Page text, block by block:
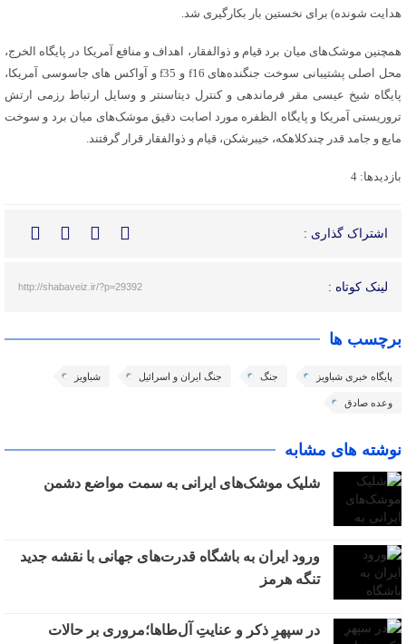
هدایت شونده) برای نخستین بار بکارگیری شد.‌
همچنین موشک‌های میان ‌برد قیام و ذوالفقار، اهداف و منافع آمریکا در پایگاه الخرج،
محل اصلی پشتیبانی سوخت جنگنده‌های f16 و f35 و آواکس های جاسوسی آمریکا،
پایگاه شیخ عیسی مقر فرماندهی و کنترل دیتاسنتر و وسایل ارتباط رزمی ارتش
تروریستی آمریکا و پایگاه الظفره مورد اصابت دقیق موشک‌های میان برد و سوخت
مایع و جامد قدر چندکلاهکه، خیبرشکن، قیام و ذوالفقار قرار گرفتند.
بازدیدها: 4
اشتراک گذاری :
لینک کوتاه : http://shabaveiz.ir/?p=29392
برچسب ها
پایگاه خبری شباویز جنگ جنگ ایران و اسرائیل شباویز
وعده صادق
نوشته های مشابه
شلیک موشک‌های ایرانی به سمت مواضع دشمن
ورود ایران به باشگاه قدرت‌های جهانی با نقشه جدید
تنگه هرمز
در سپهرِ ذکر و عنایتِ آل‌طاها؛مروری بر حالات